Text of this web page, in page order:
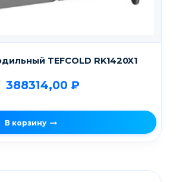
TEFCOLD RK1420X1
388314,00 ₽
В корзину